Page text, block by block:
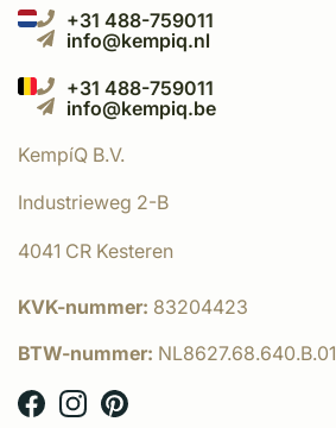
+31 488-759011
info@kempiq.nl
+31 488-759011
info@kempiq.be
KempíQ B.V.
Industrieweg 2-B
4041 CR Kesteren
KVK-nummer: 83204423
BTW-nummer: NL8627.68.640.B.01